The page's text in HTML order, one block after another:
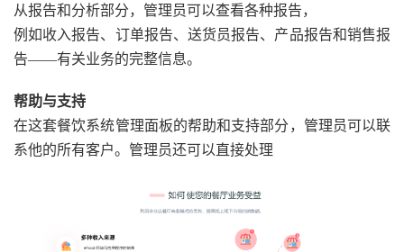
从报告和分析部分，管理员可以查看各种报告，
例如收入报告、订单报告、送货员报告、产品报告和销售报
告——有关业务的完整信息。
帮助与支持
在这套餐饮系统管理面板的帮助和支持部分，管理员可以联
系他的所有客户。管理员还可以直接处理